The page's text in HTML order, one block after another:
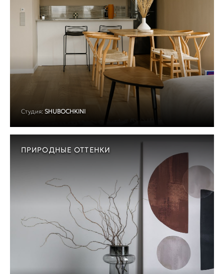
Студия: SHUBOCHKINI
ПРИРОДНЫЕ ОТТЕНКИ